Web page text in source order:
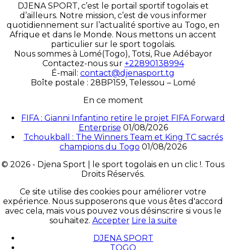
DJENA SPORT, c’est le portail sportif togolais et
d’ailleurs. Notre mission, c’est de vous informer
quotidiennement sur l’actualité sportive au Togo, en
Afrique et dans le Monde. Nous mettons un accent
particulier sur le sport togolais.
Nous sommes à Lomé(Togo), Totsi, Rue Adébayor
Contactez-nous sur +22890138994
É-mail: contact@djenasport.tg
Boîte postale : 28BP159, Telessou – Lomé
En ce moment
FIFA : Gianni Infantino retire le projet FIFA Forward
Enterprise 01/08/2026
Tchoukball : The Winners Team et King TC sacrés
champions du Togo 01/08/2026
© 2026 - Djena Sport | le sport togolais en un clic !. Tous
Droits Réservés.
Ce site utilise des cookies pour améliorer votre
expérience. Nous supposerons que vous êtes d'accord
avec cela, mais vous pouvez vous désinscrire si vous le
souhaitez. Accepter Lire la suite
DJENA SPORT
TOGO